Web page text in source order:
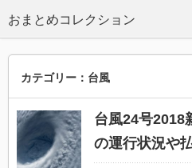
カテゴリー：台風
台風24号2018
の運行状況や